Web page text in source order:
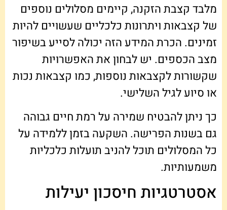
מלבד קצבת הזקנה, קיימים מסלולים נוספים
של קצבאות ויתרונות כלכליים שעשויים להיות
זמינים. הכרת המידע הזה יכולה לסייע בשיפור
מצב הכספים. יש לבחון את האפשרויות
שקשורות לקצבאות נוספות, כמו קצבאות נכות
או סיוע לגיל השלישי.
כך ניתן להבטיח שמירה על רמת חיים גבוהה
גם בשנות הפרישה. השקעה בזמן ללמידה על
כל המסלולים תוכל להניב תועלות כלכליות
משמעותיות.
אסטרטגיות חיסכון יעילות